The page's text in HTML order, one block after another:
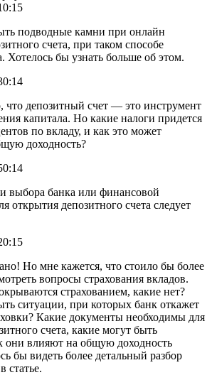
подводные камни при онлайн
счета, при таком способе
Хотелось бы узнать больше об этом.
что депозитный счет — это инструмент
капитала. Но какие налоги придется
по вкладу, и как это может
доходность?
выбора банка или финансовой
открытия депозитного счета следует
Но мне кажется, что стоило бы более
вопросы страхования вкладов.
страхованием, какие нет?
ситуации, при которых банк откажет
Какие документы необходимы для
счета, какие могут быть
они влияют на общую доходность
бы видеть более детальный разбор
статье.